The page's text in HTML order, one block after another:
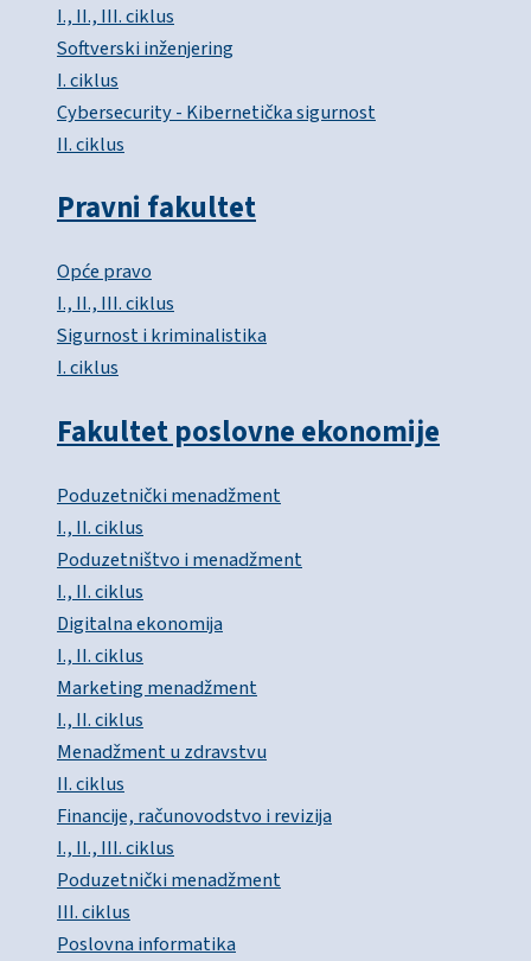
I., II., III. ciklus
Softverski inženjering
I. ciklus
Cybersecurity - Kibernetička sigurnost
II. ciklus
Pravni fakultet
Opće pravo
I., II., III. ciklus
Sigurnost i kriminalistika
I. ciklus
Fakultet poslovne ekonomije
Poduzetnički menadžment
I., II. ciklus
Poduzetništvo i menadžment
I., II. ciklus
Digitalna ekonomija
I., II. ciklus
Marketing menadžment
I., II. ciklus
Menadžment u zdravstvu
II. ciklus
Financije, računovodstvo i revizija
I., II., III. ciklus
Poduzetnički menadžment
III. ciklus
Poslovna informatika